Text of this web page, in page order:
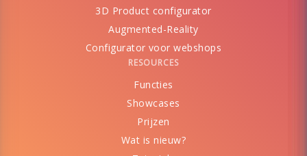
3D Product configurator
Augmented-Reality
Configurator voor webshops
RESOURCES
Functies
Showcases
Prijzen
Wat is nieuw?